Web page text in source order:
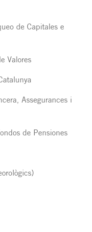
de Capitales e
Valores
Assegurances i
de Pensiones